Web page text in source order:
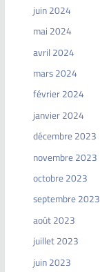
juin 2024
mai 2024
avril 2024
mars 2024
février 2024
janvier 2024
décembre 2023
novembre 2023
octobre 2023
septembre 2023
août 2023
juillet 2023
juin 2023